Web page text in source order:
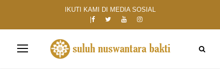
IKUTI KAMI DI MEDIA SOSIAL